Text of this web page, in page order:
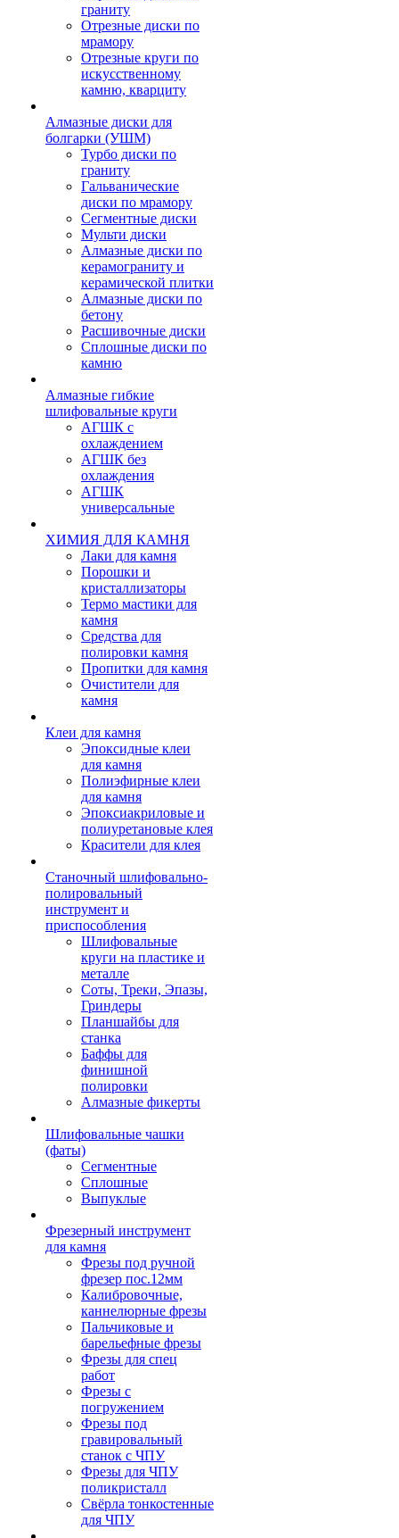
граниту
Отрезные диски по
мрамору
Отрезные круги по
искусственному
камню, кварциту
Алмазные диски для
болгарки (УШМ)
Турбо диски по
граниту
Гальванические
диски по мрамору
Сегментные диски
Мульти диски
Алмазные диски по
керамограниту и
керамической плитки
Алмазные диски по
бетону
Расшивочные диски
Сплошные диски по
камню
Алмазные гибкие
шлифовальные круги
АГШК с
охлаждением
АГШК без
охлаждения
АГШК
универсальные
ХИМИЯ ДЛЯ КАМНЯ
Лаки для камня
Порошки и
кристаллизаторы
Термо мастики для
камня
Средства для
полировки камня
Пропитки для камня
Очистители для
камня
Клеи для камня
Эпоксидные клеи
для камня
Полиэфирные клеи
для камня
Эпоксиакриловые и
полиуретановые клея
Красители для клея
Станочный шлифовально-
полировальный
инструмент и
приспособления
Шлифовальные
круги на пластике и
металле
Соты, Треки, Эпазы,
Гриндеры
Планшайбы для
станка
Баффы для
финишной
полировки
Алмазные фикерты
Шлифовальные чашки
(фаты)
Сегментные
Сплошные
Выпуклые
Фрезерный инструмент
для камня
Фрезы под ручной
фрезер пос.12мм
Калибровочные,
каннелюрные фрезы
Пальчиковые и
барельефные фрезы
Фрезы для спец
работ
Фрезы с
погружением
Фрезы под
гравировальный
станок с ЧПУ
Фрезы для ЧПУ
поликристалл
Свёрла тонкостенные
для ЧПУ